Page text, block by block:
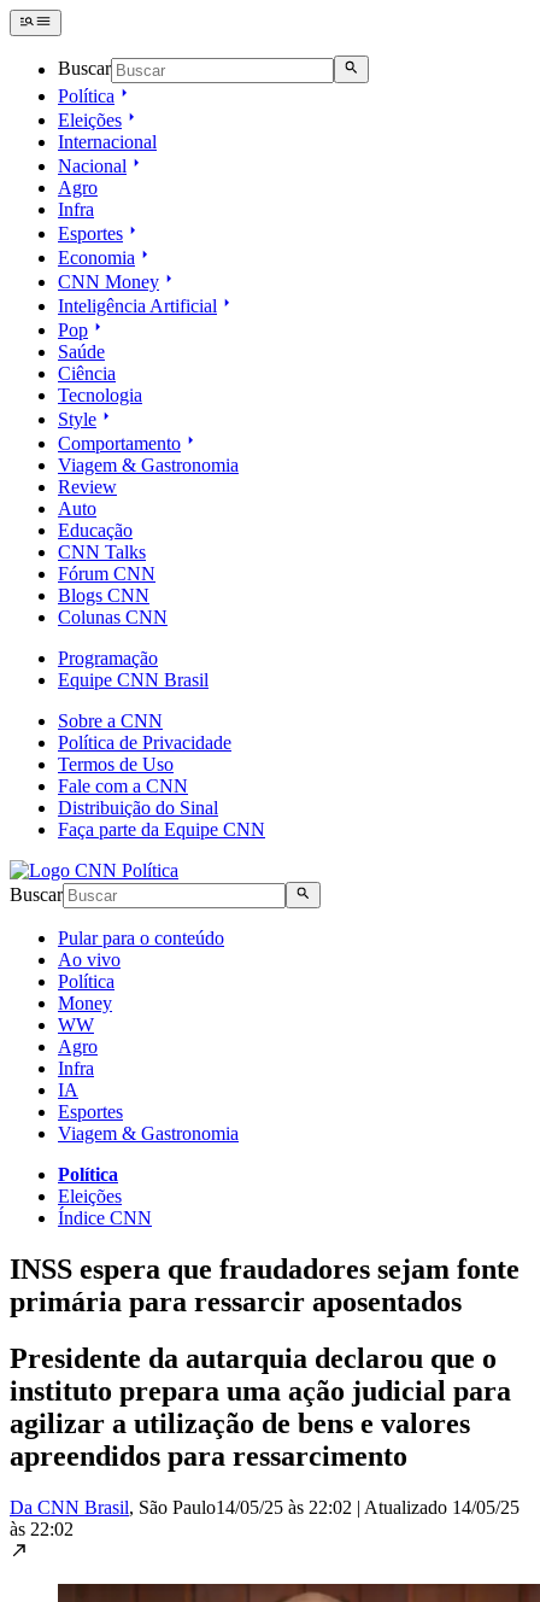
Buscar
Política
Eleições
Internacional
Nacional
Agro
Infra
Esportes
Economia
CNN Money
Inteligência Artificial
Pop
Saúde
Ciência
Tecnologia
Style
Comportamento
Viagem & Gastronomia
Review
Auto
Educação
CNN Talks
Fórum CNN
Blogs CNN
Colunas CNN
Programação
Equipe CNN Brasil
Sobre a CNN
Política de Privacidade
Termos de Uso
Fale com a CNN
Distribuição do Sinal
Faça parte da Equipe CNN
Buscar
Pular para o conteúdo
Ao vivo
Política
Money
WW
Agro
Infra
IA
Esportes
Viagem & Gastronomia
Política
Eleições
Índice CNN
INSS espera que fraudadores sejam fonte
primária para ressarcir aposentados
Presidente da autarquia declarou que o
instituto prepara uma ação judicial para
agilizar a utilização de bens e valores
apreendidos para ressarcimento
Da CNN Brasil, São Paulo14/05/25 às 22:02 | Atualizado 14/05/25
às 22:02